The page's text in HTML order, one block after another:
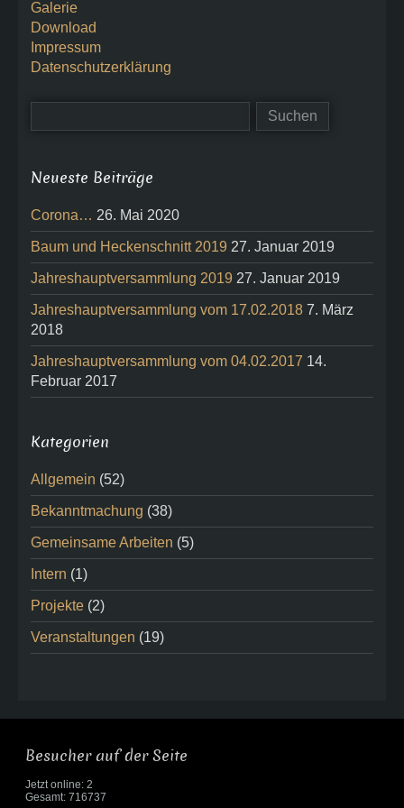
Galerie
Download
Impressum
Datenschutzerklärung
Neueste Beiträge
Corona… 26. Mai 2020
Baum und Heckenschnitt 2019 27. Januar 2019
Jahreshauptversammlung 2019 27. Januar 2019
Jahreshauptversammlung vom 17.02.2018 7. März
2018
Jahreshauptversammlung vom 04.02.2017 14.
Februar 2017
Kategorien
Allgemein (52)
Bekanntmachung (38)
Gemeinsame Arbeiten (5)
Intern (1)
Projekte (2)
Veranstaltungen (19)
Besucher auf der Seite
Jetzt online: 2
Gesamt: 716737